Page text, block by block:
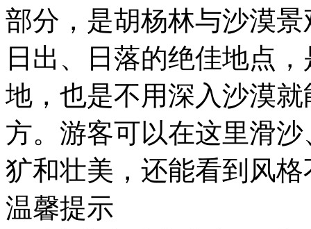
部分，是胡杨林与沙漠
日出、日落的绝佳地点
地，也是不用深入沙漠
方。游客可以在这里滑
犷和壮美，还能看到风
温馨提示